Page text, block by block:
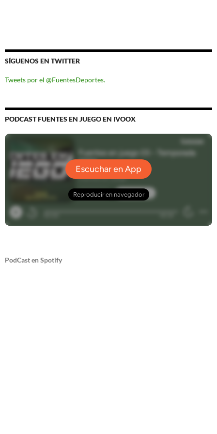
SÍGUENOS EN TWITTER
Tweets por el @FuentesDeportes.
PODCAST FUENTES EN JUEGO EN IVOOX
PodCast en Spotify